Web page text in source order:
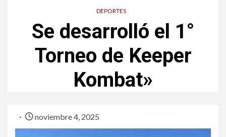
DEPORTES
Se desarrolló el 1°
Torneo de Keeper
Kombat»
noviembre 4, 2025